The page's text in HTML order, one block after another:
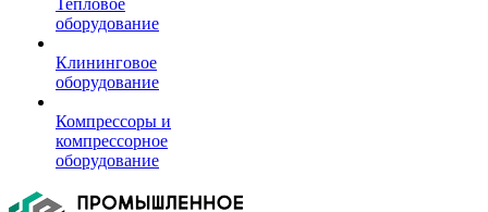
Тепловое
оборудование
Клининговое
оборудование
Компрессоры и
компрессорное
оборудование